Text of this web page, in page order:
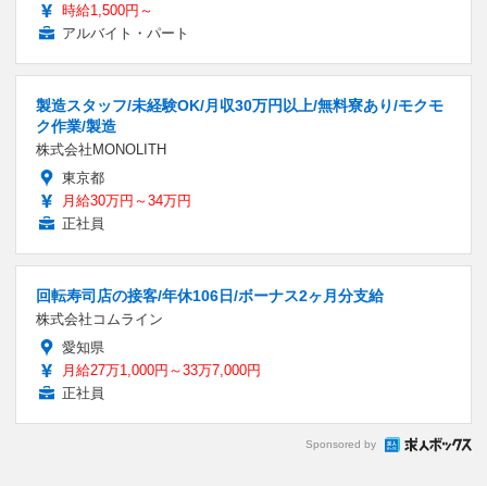
時給1,500円～
アルバイト・パート
製造スタッフ/未経験OK/月収30万円以上/無料寮あり/モクモ
ク作業/製造
株式会社MONOLITH
東京都
月給30万円～34万円
正社員
回転寿司店の接客/年休106日/ボーナス2ヶ月分支給
株式会社コムライン
愛知県
月給27万1,000円～33万7,000円
正社員
Sponsored by